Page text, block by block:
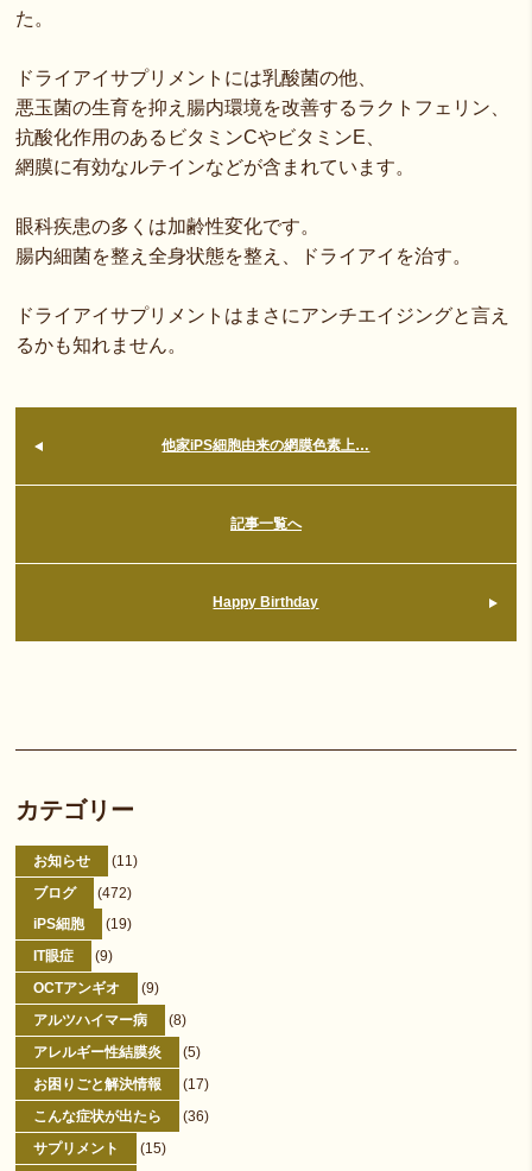
た。
ドライアイサプリメントには乳酸菌の他、
悪玉菌の生育を抑え腸内環境を改善するラクトフェリン、
抗酸化作用のあるビタミンCやビタミンE、
網膜に有効なルテインなどが含まれています。
眼科疾患の多くは加齢性変化です。
腸内細菌を整え全身状態を整え、ドライアイを治す。
ドライアイサプリメントはまさにアンチエイジングと言え
るかも知れません。
他家iPS細胞由来の網膜色素上…
記事一覧へ
Happy Birthday
カテゴリー
お知らせ
(11)
ブログ
(472)
iPS細胞
(19)
IT眼症
(9)
OCTアンギオ
(9)
アルツハイマー病
(8)
アレルギー性結膜炎
(5)
お困りごと解決情報
(17)
こんな症状が出たら
(36)
サプリメント
(15)